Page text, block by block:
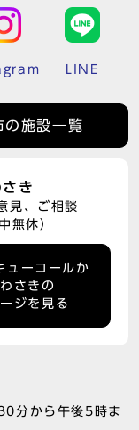
LINE
の施設一覧
き
見、ご相談
無休）
ューコールか
わさきの
ジを見る
分から午後5時ま